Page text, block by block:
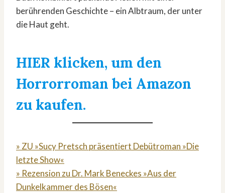
berührenden Geschichte – ein Albtraum, der unter
die Haut geht.
HIER klicken, um den
Horrorroman bei Amazon
zu kaufen.
» ZU »Sucy Pretsch präsentiert Debütroman »Die
letzte Show«
» Rezension zu Dr. Mark Beneckes »Aus der
Dunkelkammer des Bösen«